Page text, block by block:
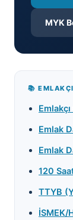
MYK
📚
Emlak
Emlak
120
TTYB
İSMEK/